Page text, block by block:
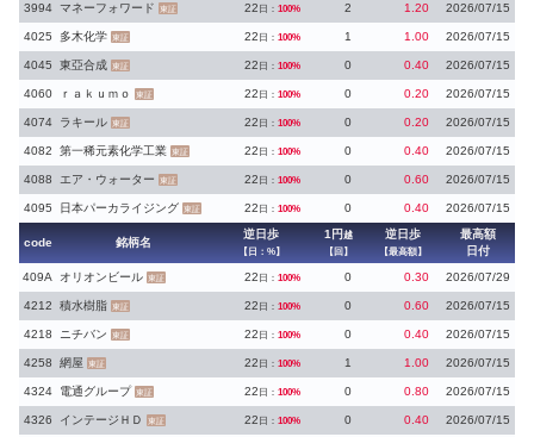
3994 マネーフォワード 東証 22 日： 100% 2 1.20 2026/07/15
4025 多木化学 東証 22 日： 100% 1 1.00 2026/07/15
4045 東亞合成 東証 22 日： 100% 0 0.40 2026/07/15
4060 ｒａｋｕｍｏ 東証 22 日： 100% 0 0.20 2026/07/15
4074 ラキール 東証 22 日： 100% 0 0.20 2026/07/15
4082 第一稀元素化学工業 東証 22 日： 100% 0 0.40 2026/07/15
4088 エア・ウォーター 東証 22 日： 100% 0 0.60 2026/07/15
4095 日本パーカライジング 東証 22 日： 100% 0 0.40 2026/07/15
code 銘柄名
逆日歩
【日：%】
1円 越
【回】
逆日歩
【最高額】
最高額
日付
409A
オリオンビール 東証 22 日： 100% 0 0.30 2026/07/29
4212 積水樹脂 東証 22 日： 100% 0 0.60 2026/07/15
4218 ニチバン 東証 22 日： 100% 0 0.40 2026/07/15
4258 網屋 東証 22 日： 100% 1 1.00 2026/07/15
4324 電通グループ 東証 22 日： 100% 0 0.80 2026/07/15
4326 インテージＨＤ 東証 22 日： 100% 0 0.40 2026/07/15